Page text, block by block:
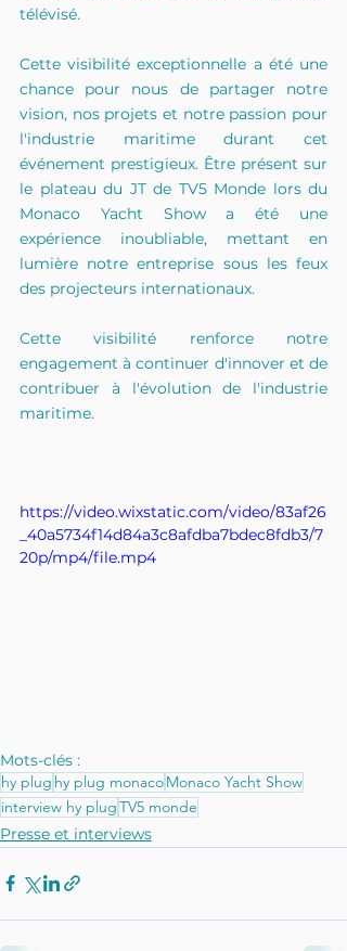
télévisé.
Cette visibilité exceptionnelle a été une
chance pour nous de partager notre
vision, nos projets et notre passion pour
l'industrie maritime durant cet
événement prestigieux. Être présent sur
le plateau du JT de TV5 Monde lors du
Monaco Yacht Show a été une
expérience inoubliable, mettant en
lumière notre entreprise sous les feux
des projecteurs internationaux.
Cette visibilité renforce notre
engagement à continuer d'innover et de
contribuer à l'évolution de l'industrie
maritime.
https://video.wixstatic.com/video/83af26
_40a5734f14d84a3c8afdba7bdec8fdb3/7
20p/mp4/file.mp4
Mots-clés :
hy plug hy plug monacoMonaco Yacht Show
interview hy plugTV5 monde
Presse et interviews